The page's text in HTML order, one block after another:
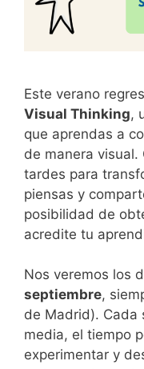
Este verano
Visual Thinking,
que aprendas a
de manera
tardes para
piensas y
posibilidad de
acredite tu
Nos veremos los
septiembre,
de Madrid). Cada
media, el tiempo
experimentar y